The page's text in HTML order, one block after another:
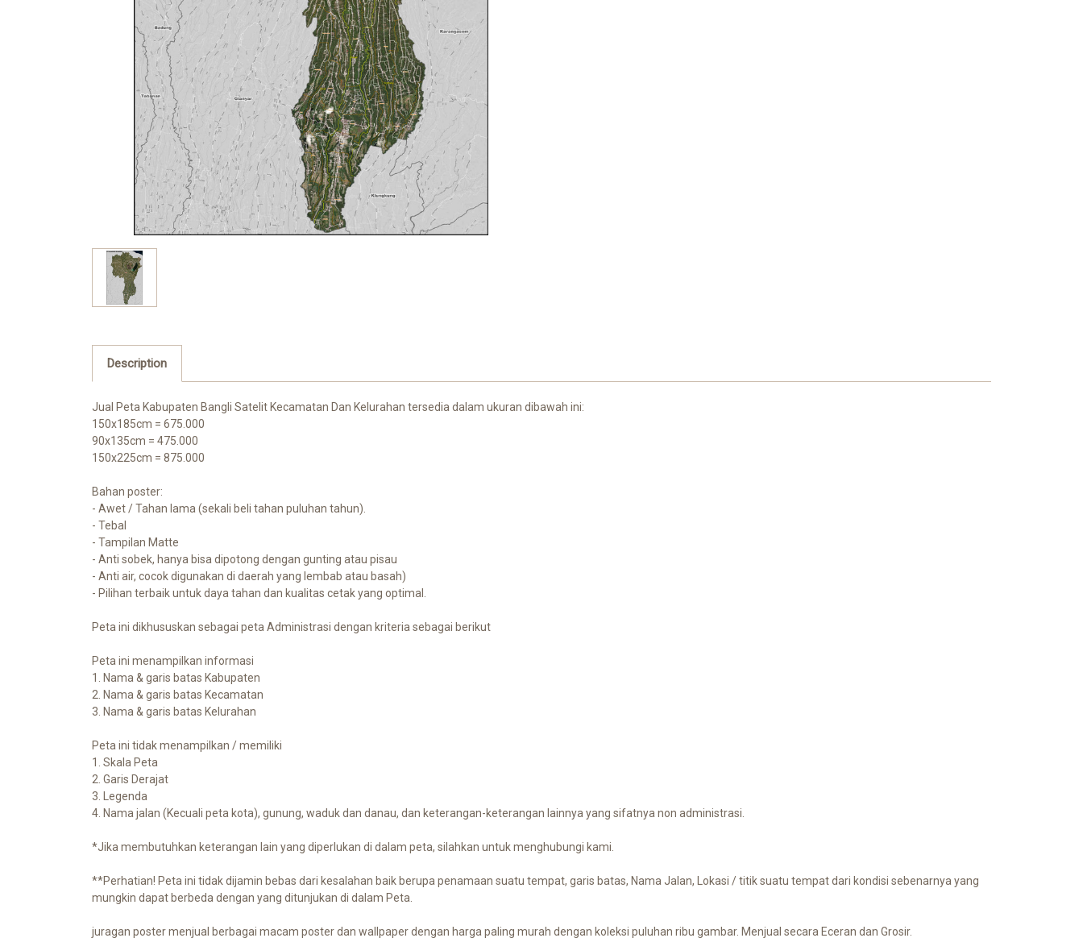
Description
Jual Peta Kabupaten Bangli Satelit Kecamatan Dan Kelurahan tersedia dalam ukuran dibawah ini:
150x185cm = 675.000
90x135cm = 475.000
150x225cm = 875.000
Bahan poster:
- Awet / Tahan lama (sekali beli tahan puluhan tahun).
- Tebal
- Tampilan Matte
- Anti sobek, hanya bisa dipotong dengan gunting atau pisau
- Anti air, cocok digunakan di daerah yang lembab atau basah)
- Pilihan terbaik untuk daya tahan dan kualitas cetak yang optimal.
Peta ini dikhususkan sebagai peta Administrasi dengan kriteria sebagai berikut
Peta ini menampilkan informasi
1. Nama & garis batas Kabupaten
2. Nama & garis batas Kecamatan
3. Nama & garis batas Kelurahan
Peta ini tidak menampilkan / memiliki
1. Skala Peta
2. Garis Derajat
3. Legenda
4. Nama jalan (Kecuali peta kota), gunung, waduk dan danau, dan keterangan-keterangan lainnya yang sifatnya non administrasi.
*Jika membutuhkan keterangan lain yang diperlukan di dalam peta, silahkan untuk menghubungi kami.
**Perhatian! Peta ini tidak dijamin bebas dari kesalahan baik berupa penamaan suatu tempat, garis batas, Nama Jalan, Lokasi / titik suatu tempat dari kondisi sebenarnya yang
mungkin dapat berbeda dengan yang ditunjukan di dalam Peta.
juragan poster menjual berbagai macam poster dan wallpaper dengan harga paling murah dengan koleksi puluhan ribu gambar. Menjual secara Eceran dan Grosir.